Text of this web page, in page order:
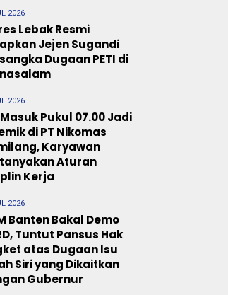
2026
Lebak Resmi
Jejen Sugandi
Dugaan PETI di
2026
Pukul 07.00 Jadi
di PT Nikomas
Karyawan
Aturan
Kerja
2026
Banten Bakal Demo
Tuntut Pansus Hak
atas Dugaan Isu
Siri yang Dikaitkan
Gubernur